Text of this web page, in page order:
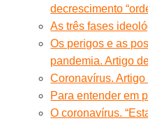
decrescimento
As três fases
Os perigos e as
pandemia. Artigo
Coronavírus.
Para entender em
O coronavírus.